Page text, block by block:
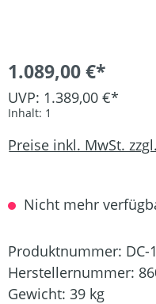
1.089,00 €*
UVP: 1.389,00 €*
Inhalt: 1
Preise inkl. MwSt.
Nicht mehr
Produktnummer: DC-
Herstellernummer:
Gewicht: 39 kg